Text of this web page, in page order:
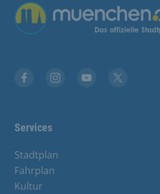
Übergreifende Links
Services
Stadtplan
Fahrplan
Kultur